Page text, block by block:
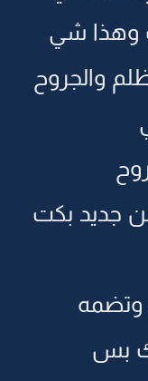
وهذا شي
والجروح
جديد بكت
وتضمه
بس